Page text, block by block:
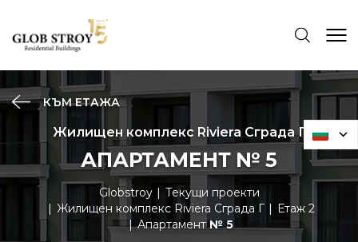
КЪМ ЕТАЖА
Жилищен комплекс Riviera Сграда Г
АПАРТАМЕНТ № 5
Globstroy
Текущи проекти
Жилищен комплекс Riviera Сграда Г
Етаж 2
Апартамент№ 5